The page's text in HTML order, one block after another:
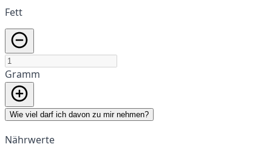
Fett
Gramm
Wie viel darf ich davon zu mir nehmen?
Nährwerte